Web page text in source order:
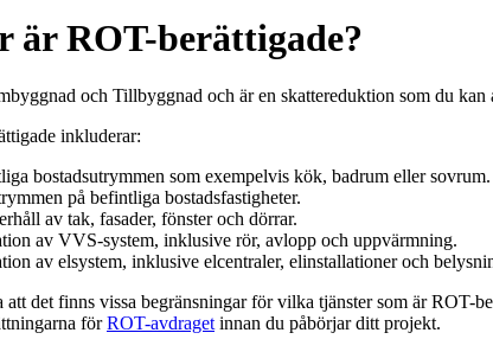
är ROT-berättigade?
och Tillbyggnad och är en skattereduktion som du
inkluderar:
bostadsutrymmen som exempelvis kök, badrum eller sovrum.
på befintliga bostadsfastigheter.
av tak, fasader, fönster och dörrar.
av VVS-system, inklusive rör, avlopp och uppvärmning.
av elsystem, inklusive elcentraler, elinstallationer och
det finns vissa begränsningar för vilka tjänster som är ROT-
förROT-avdraget innan du påbörjar ditt projekt.